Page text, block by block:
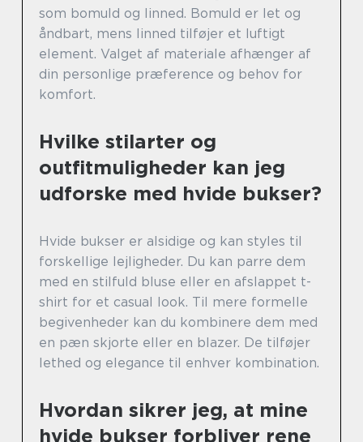
som bomuld og linned. Bomuld er let og
åndbart, mens linned tilføjer et luftigt
element. Valget af materiale afhænger af
din personlige præference og behov for
komfort.
Hvilke stilarter og
outfitmuligheder kan jeg
udforske med hvide bukser?
Hvide bukser er alsidige og kan styles til
forskellige lejligheder. Du kan parre dem
med en stilfuld bluse eller en afslappet t-
shirt for et casual look. Til mere formelle
begivenheder kan du kombinere dem med
en pæn skjorte eller en blazer. De tilføjer
lethed og elegance til enhver kombination.
Hvordan sikrer jeg, at mine
hvide bukser forbliver rene